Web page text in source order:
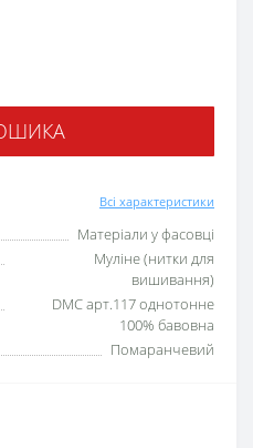
Всі характеристики
Матеріали у фасовці
Муліне (нитки для
вишивання)
DMC арт.117 однотонне
100% бавовна
Помаранчевий